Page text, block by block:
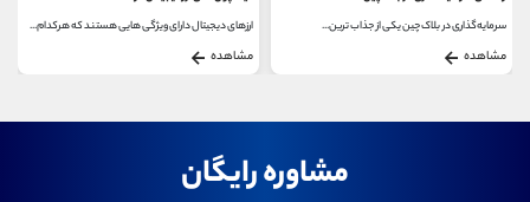
جذاب ‌ترین...
ارزهای دیجیتال دارای ویژگی هایی هستند که هرکدام...
مشاوره رایگان